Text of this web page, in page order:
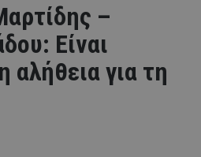
–
Είναι
αλήθεια για τη